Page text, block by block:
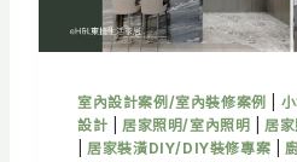
置
重
，
打
造
室內設計案例/室內裝修案例
設計
居家照明/室內照明
居
居家裝潢DIY/DIY裝修專案